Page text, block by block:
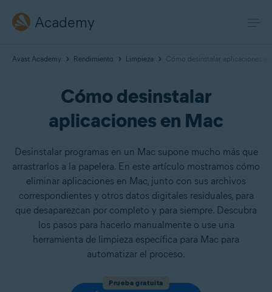
Academy
Avast Academy Rendimiento Limpieza Cómo desinstalar aplicaciones
Cómo desinstalar
aplicaciones en Mac
Desinstalar programas en un Mac supone mucho más que
arrastrarlos a la papelera. En este artículo mostramos cómo
eliminar aplicaciones en Mac, junto con sus archivos
correspondientes y otros datos digitales residuales, para
que desaparezcan por completo y para siempre. Descubra
los pasos para hacerlo manualmente o use una
herramienta de limpieza específica para Mac para
automatizar el proceso.
Prueba gratuita